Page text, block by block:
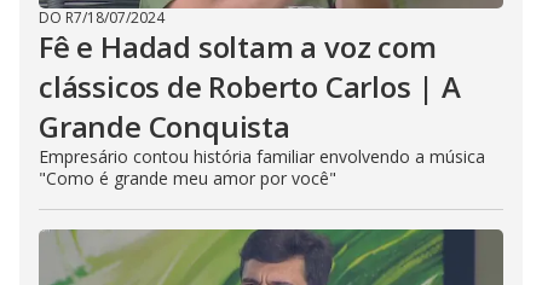
DO R7/18/07/2024
Fê e Hadad soltam a voz com
clássicos de Roberto Carlos | A
Grande Conquista
Empresário contou história familiar envolvendo a música
"Como é grande meu amor por você"